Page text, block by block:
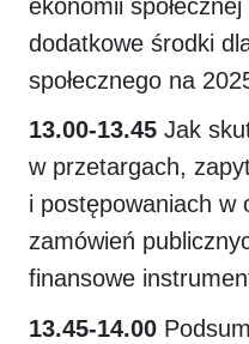
ekonomii
dodatkowe środki
społecznego na
13.00-13.45 Jak
w przetargach,
i postępowaniach w
zamówień
finansowe
13.45-14.00